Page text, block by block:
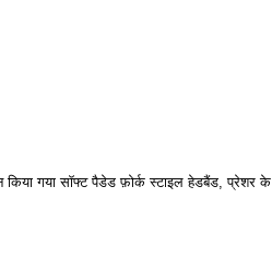
गया सॉफ्ट पैडेड फ़ोर्क स्टाइल हेडबैंड, प्रेशर के